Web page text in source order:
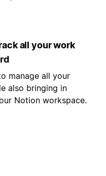
all your work
manage all your
also bringing in
Notion workspace.